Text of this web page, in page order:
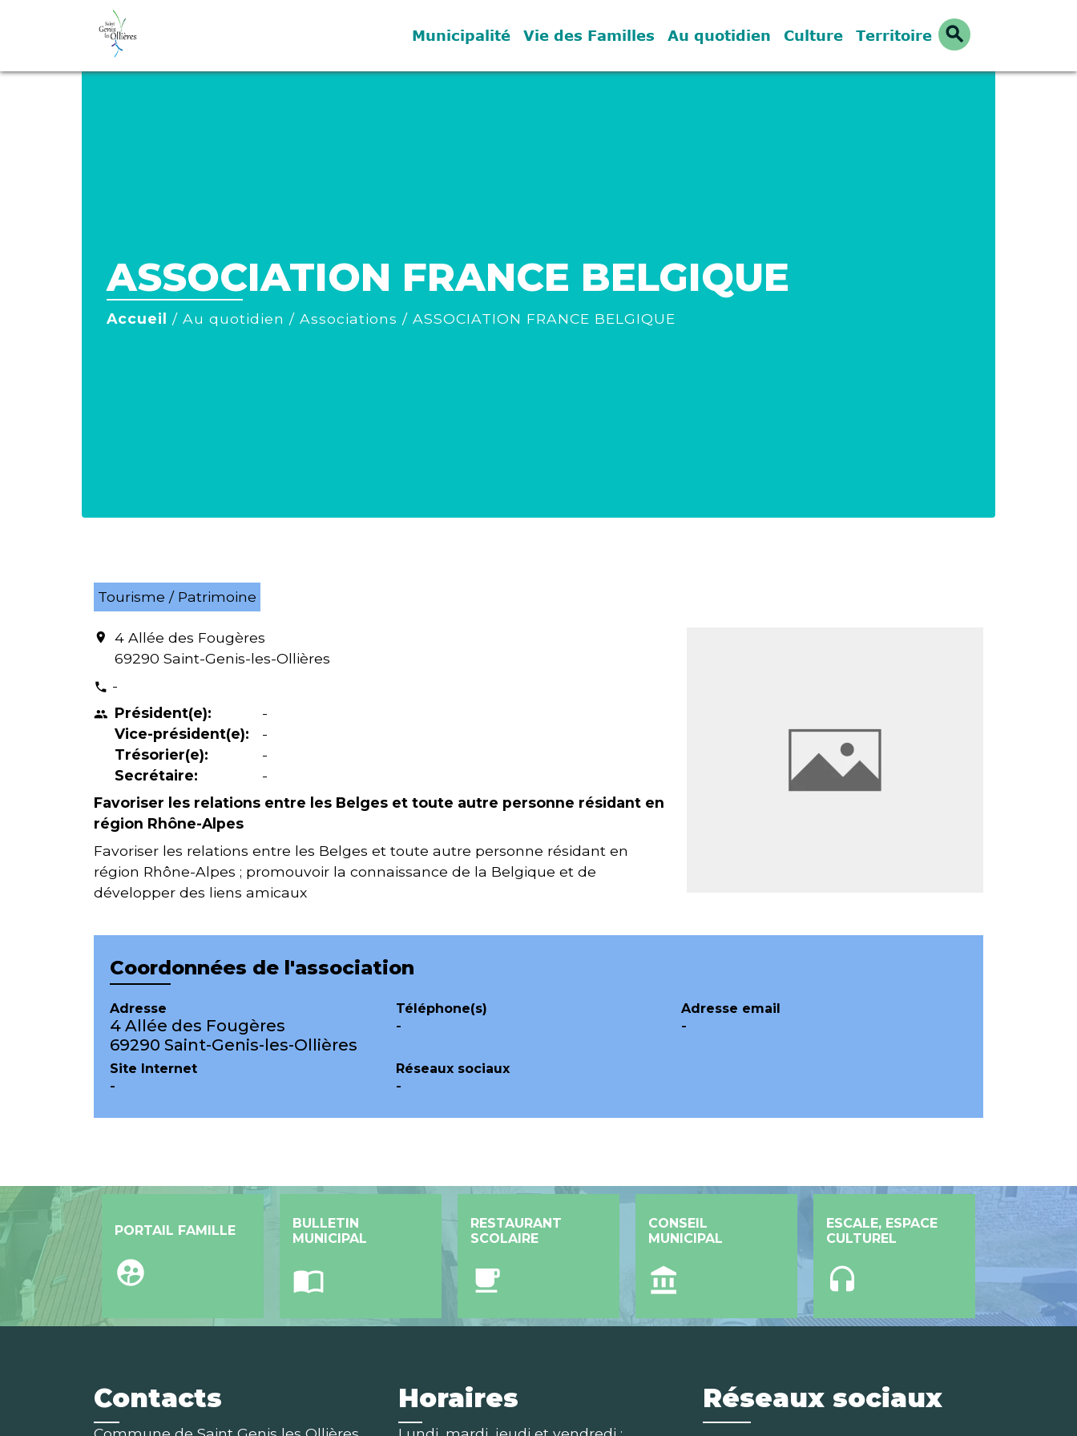
Municipalité Vie des Familles Au quotidien Culture Territoire search
ASSOCIATION FRANCE BELGIQUE
Accueil / Au quotidien / Associations / ASSOCIATION FRANCE BELGIQUE
Tourisme / Patrimoine
location_on
4 Allée des Fougères
69290 Saint-Genis-les-Ollières
phone -
people Président(e):
Vice-président(e):
Trésorier(e):
Secrétaire:
-
-
-
-
Favoriser les relations entre les Belges et toute autre personne résidant en
région Rhône-Alpes
Favoriser les relations entre les Belges et toute autre personne résidant en
région Rhône-Alpes ; promouvoir la connaissance de la Belgique et de
développer des liens amicaux
Coordonnées de l'association
Adresse
4 Allée des Fougères
69290 Saint-Genis-les-Ollières
Téléphone(s)
-
Adresse email
-
Site Internet
-
Réseaux sociaux
-
PORTAIL FAMILLE
supervised_user_circle
BULLETIN
MUNICIPAL
import_contacts
RESTAURANT
SCOLAIRE
local_cafe
CONSEIL
MUNICIPAL
account_balance
ESCALE, ESPACE
CULTUREL
headset
Contacts Horaires Réseaux sociaux